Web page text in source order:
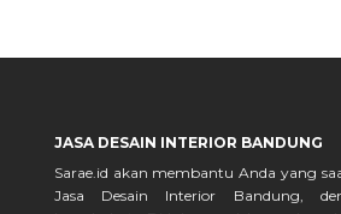
JASA DESAIN INTERIOR BANDUNG
Sarae.id akan membantu Anda yang
Jasa Desain Interior Bandung,